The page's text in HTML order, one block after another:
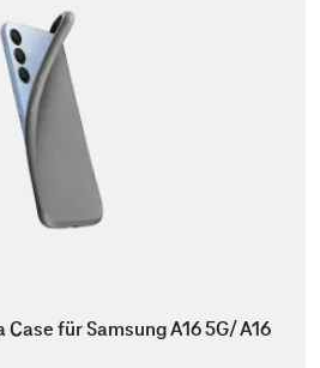
für Samsung A16 5G/ A16